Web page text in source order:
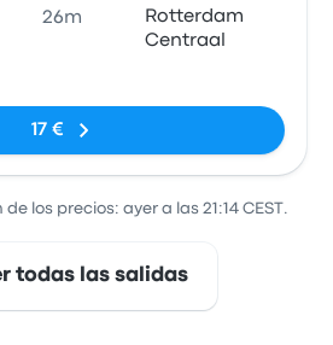
26m
Rotterdam
Centraal
17 €
los precios: ayer a las 21:14 CEST.
todas las salidas